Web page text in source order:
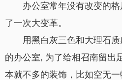
办公室常年没有改变的
了一次大变革。
用黑白灰三色和大理石
的办公室, 为了给相召南留出
本就不多的装饰，比如空无